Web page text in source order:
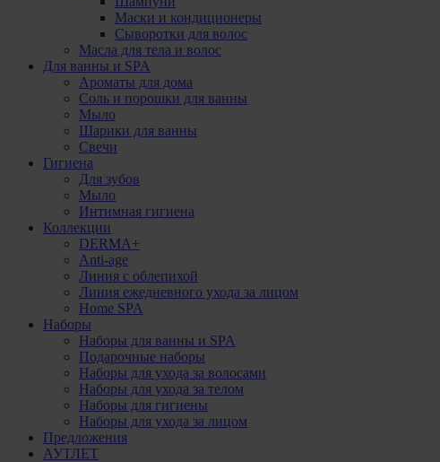
Маски и кондиционеры
Сыворотки для волос
Масла для тела и волос
Для ванны и SPA
Ароматы для дома
Соль и порошки для ванны
Мыло
Шарики для ванны
Свечи
Гигиена
Для зубов
Мыло
Интимная гигиена
Коллекции
DERMA+
Anti-age
Линия с облепихой
Линия ежедневного ухода за лицом
Home SPA
Наборы
Наборы для ванны и SPA
Подарочные наборы
Наборы для ухода за волосами
Наборы для ухода за телом
Наборы для гигиены
Наборы для ухода за лицом
Предложения
АУТЛЕТ